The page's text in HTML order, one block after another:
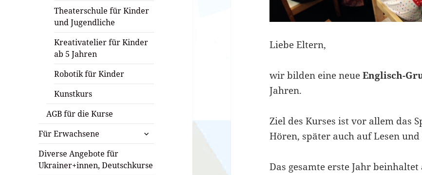
Theaterschule für Kinder
und Jugendliche
Kreativatelier für Kinder
ab 5 Jahren
Robotik für Kinder
Kunstkurs
AGB für die Kurse
Für Erwachsene
untermenü
öffnen
Diverse Angebote für
Ukrainer+innen, Deutschkurse
Liebe Eltern,
wir bilden eine neueEnglisch-
Jahren.
Ziel des Kurses ist vor allem das
Hören, später auch auf Lesen und
Das gesamte erste Jahr